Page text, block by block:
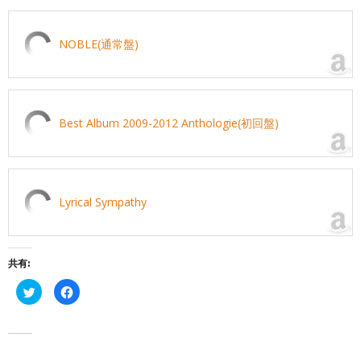
NOBLE(通常盤)
Best Album 2009-2012 Anthologie(初回盤)
Lyrical Sympathy
共有:
ク
リ
Facebook
で